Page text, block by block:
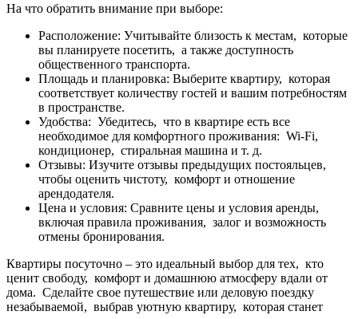
На что обратить внимание при выборе:
Расположение: Учитывайте близость к местам, которые
вы планируете посетить, а также доступность
общественного транспорта.
Площадь и планировка: Выберите квартиру, которая
соответствует количеству гостей и вашим потребностям
в пространстве.
Удобства: Убедитесь, что в квартире есть все
необходимое для комфортного проживания: Wi-Fi,
кондиционер, стиральная машина и т. д.
Отзывы: Изучите отзывы предыдущих постояльцев,
чтобы оценить чистоту, комфорт и отношение
арендодателя.
Цена и условия: Сравните цены и условия аренды,
включая правила проживания, залог и возможность
отмены бронирования.
Квартиры посуточно – это идеальный выбор для тех, кто
ценит свободу, комфорт и домашнюю атмосферу вдали от
дома. Сделайте свое путешествие или деловую поездку
незабываемой, выбрав уютную квартиру, которая станет